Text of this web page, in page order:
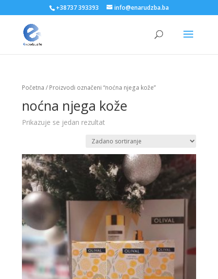
+38737 393393 info@enarudzba.ba
Početna / Proizvodi označeni “noćna njega kože”
noćna njega kože
Prikazuje se jedan rezultat